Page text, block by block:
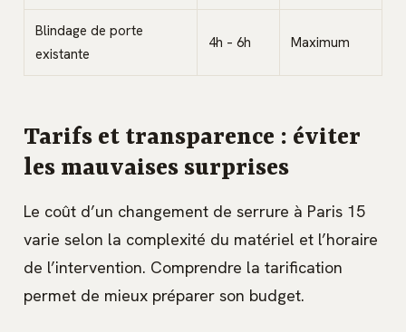
Blindage de porte
existante
4h – 6h Maximum
Tarifs et transparence : éviter
les mauvaises surprises
Le coût d’un changement de serrure à Paris 15
varie selon la complexité du matériel et l’horaire
de l’intervention. Comprendre la tarification
permet de mieux préparer son budget.